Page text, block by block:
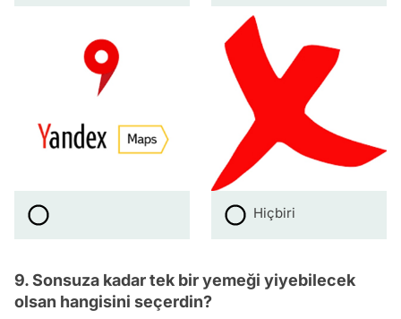
Hiçbiri
9. Sonsuza kadar tek bir yemeği yiyebilecek
olsan hangisini seçerdin?